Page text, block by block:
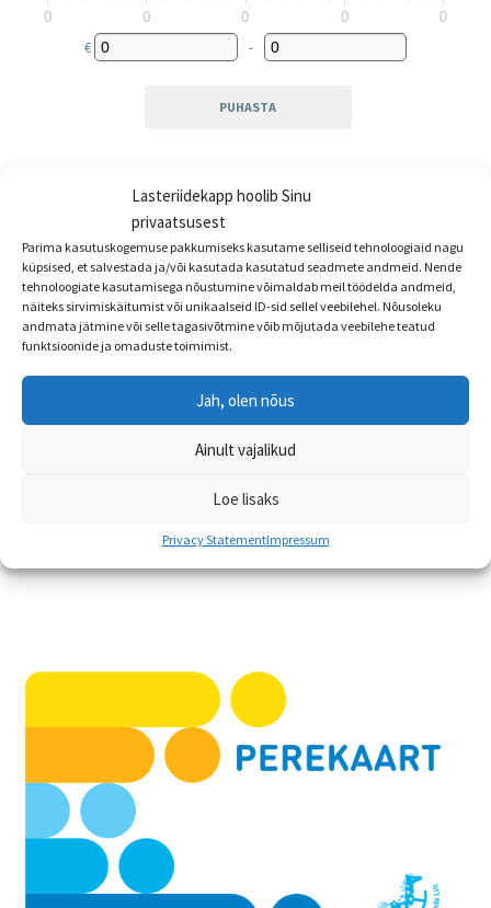
Lasteriidekapp hoolib Sinu
privaatsusest
Parima kasutuskogemuse pakkumiseks kasutame selliseid tehnoloogiaid nagu
küpsised, et salvestada ja/või kasutada kasutatud seadmete andmeid. Nende
tehnoloogiate kasutamisega nõustumine võimaldab meil töödelda andmeid,
näiteks sirvimiskäitumist või unikaalseid ID-sid sellel veebilehel. Nõusoleku
andmata jätmine või selle tagasivõtmine võib mõjutada veebilehe teatud
funktsioonide ja omaduste toimimist.
Jah, olen nõus
Ainult vajalikud
Loe lisaks
Privacy StatementImpressum
0 0 0 0 0
€
Minimum Price
-
Maximum Price
PUHASTA
Privaatsuspoliitika
Ostu-ja müügitingimused
Võta ühendust
Küpsiste kasutamise tingimused
Tagastamine ja vahetamine